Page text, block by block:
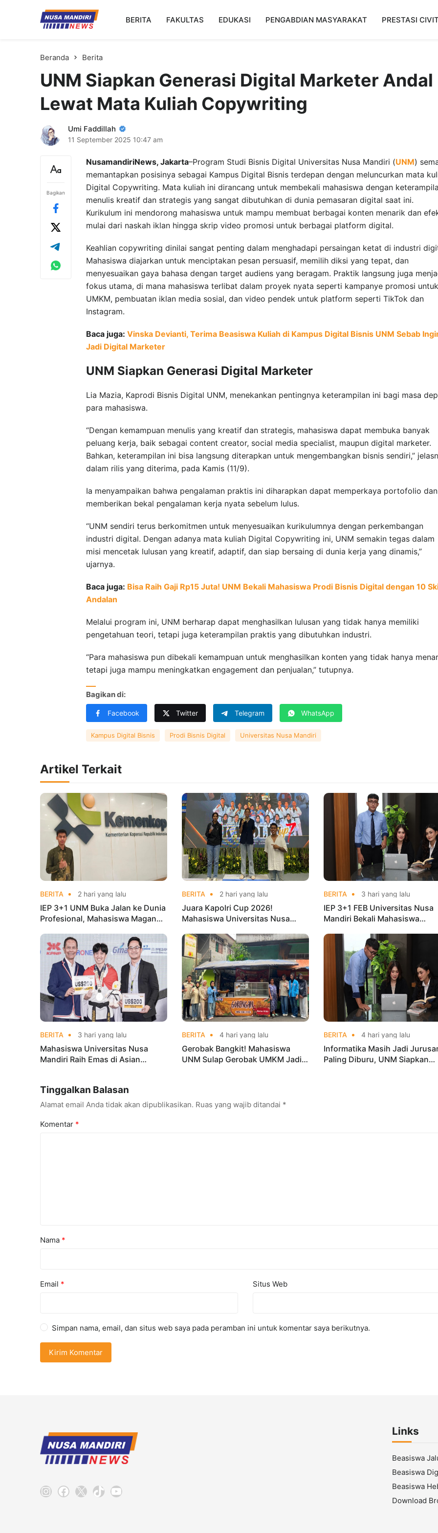
Kampus Digital Bisnis
Universitas Nusa Mandiri
BERITA FAKULTAS EDUKASI PENGABDIAN MASYARAKAT PRESTASI
Beranda Berita
UNM Siapkan Generasi Digital Marketer Andal
Lewat Mata Kuliah Copywriting
Umi Faddillah
11 September 2025 10:47 am
Bagikan
NusamandiriNews, Jakarta–Program Studi Bisnis Digital Universitas Nusa Mandiri (UNM)
memantapkan posisinya sebagai Kampus Digital Bisnis terdepan dengan meluncurkan mata
Digital Copywriting. Mata kuliah ini dirancang untuk membekali mahasiswa dengan
menulis kreatif dan strategis yang sangat dibutuhkan di dunia pemasaran digital saat ini.
Kurikulum ini mendorong mahasiswa untuk mampu membuat berbagai konten menarik dan
mulai dari naskah iklan hingga skrip video promosi untuk berbagai platform digital.
Keahlian copywriting dinilai sangat penting dalam menghadapi persaingan ketat di industri
Mahasiswa diajarkan untuk menciptakan pesan persuasif, memilih diksi yang tepat, dan
menyesuaikan gaya bahasa dengan target audiens yang beragam. Praktik langsung juga
fokus utama, di mana mahasiswa terlibat dalam proyek nyata seperti kampanye promosi untuk
UMKM, pembuatan iklan media sosial, dan video pendek untuk platform seperti TikTok dan
Instagram.
Baca juga: Vinska Devianti, Terima Beasiswa Kuliah di Kampus Digital Bisnis UNM Sebab
Jadi Digital Marketer
UNM Siapkan Generasi Digital Marketer
Lia Mazia, Kaprodi Bisnis Digital UNM, menekankan pentingnya keterampilan ini bagi masa
para mahasiswa.
“Dengan kemampuan menulis yang kreatif dan strategis, mahasiswa dapat membuka banyak
peluang kerja, baik sebagai content creator, social media specialist, maupun digital marketer.
Bahkan, keterampilan ini bisa langsung diterapkan untuk mengembangkan bisnis sendiri,”
dalam rilis yang diterima, pada Kamis (11/9).
Ia menyampaikan bahwa pengalaman praktis ini diharapkan dapat memperkaya portofolio dan
memberikan bekal pengalaman kerja nyata sebelum lulus.
“UNM sendiri terus berkomitmen untuk menyesuaikan kurikulumnya dengan perkembangan
industri digital. Dengan adanya mata kuliah Digital Copywriting ini, UNM semakin tegas dalam
misi mencetak lulusan yang kreatif, adaptif, dan siap bersaing di dunia kerja yang dinamis,”
ujarnya.
Baca juga: Bisa Raih Gaji Rp15 Juta! UNM Bekali Mahasiswa Prodi Bisnis Digital dengan 10
Andalan
Melalui program ini, UNM berharap dapat menghasilkan lulusan yang tidak hanya memiliki
pengetahuan teori, tetapi juga keterampilan praktis yang dibutuhkan industri.
“Para mahasiswa pun dibekali kemampuan untuk menghasilkan konten yang tidak hanya
tetapi juga mampu meningkatkan engagement dan penjualan,” tutupnya.
Bagikan di:
Facebook Twitter Telegram WhatsApp
Kampus Digital Bisnis Prodi Bisnis Digital Universitas Nusa Mandiri
Artikel Terkait
BERITA 2 hari yang lalu
IEP 3+1 UNM Buka Jalan ke Dunia
Profesional, Mahasiswa Magang
BERITA 2 hari yang lalu
Juara Kapolri Cup 2026!
Mahasiswa Universitas Nusa
di Kejurnas Taekwondo
BERITA 3 hari yang lalu
IEP 3+1 FEB Universitas Nusa
Mandiri Bekali Mahasiswa
BERITA 3 hari yang lalu
Mahasiswa Universitas Nusa
Mandiri Raih Emas di Asian
BERITA 4 hari yang lalu
Gerobak Bangkit! Mahasiswa
UNM Sulap Gerobak UMKM Jadi
BERITA 4 hari yang lalu
Informatika Masih Jadi
Paling Diburu, UNM Siapkan
Tinggalkan Balasan
Alamat email Anda tidak akan dipublikasikan. Ruas yang wajib ditandai *
Komentar *
Nama *
Email * Situs Web
Simpan nama, email, dan situs web saya pada peramban ini untuk komentar saya berikutnya.
Instagram
Facebook
X TikTokYouTube
Links
Beasiswa
Beasiswa
Beasiswa
Download